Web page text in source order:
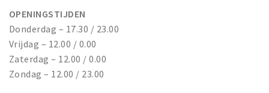
OPENINGSTIJDEN
Donderdag – 17.30 / 23.00
Vrijdag – 12.00 / 0.00
Zaterdag – 12.00 / 0.00
Zondag – 12.00 / 23.00